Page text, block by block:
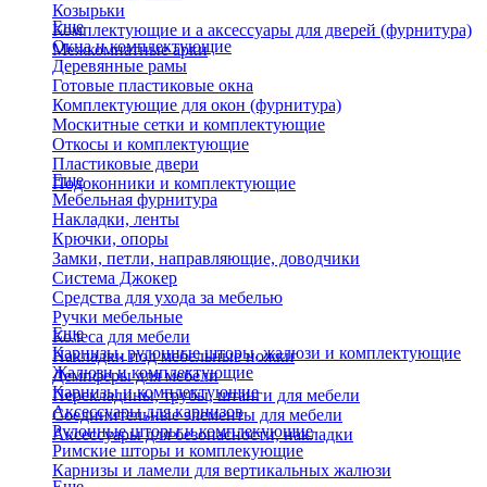
Козырьки
Комплектующие и а аксессуары для дверей (фурнитура)
Межкомнатные арки
Еще
Окна и комплектующие
Деревянные рамы
Готовые пластиковые окна
Комплектующие для окон (фурнитура)
Москитные сетки и комплектующие
Откосы и комплектующие
Пластиковые двери
Подоконники и комплектующие
Еще
Мебельная фурнитура
Накладки, ленты
Крючки, опоры
Замки, петли, направляющие, доводчики
Система Джокер
Средства для ухода за мебелью
Ручки мебельные
Колеса для мебели
Накладки под мебельные ножки
Демпферы для мебели
Перекладины, трубы, штанги для мебели
Соединительные элементы для мебели
Аксессуары для безопасности, накладки
Еще
Карнизы, рулонные шторы, жалюзи и комплектующие
Жалюзи и комплектующие
Карнизы и комплектующие
Аксессуары для карнизов
Рулонные шторы и комплекующие
Римские шторы и комплекующие
Карнизы и ламели для вертикальных жалюзи